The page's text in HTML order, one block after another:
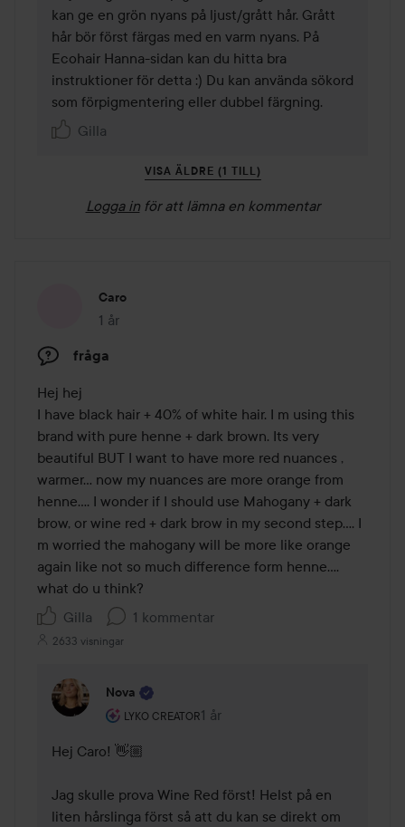
kan ge en grön nyans på ljust/grått hår. Grått
hår bör först färgas med en varm nyans. På
Ecohair Hanna-sidan kan du hitta bra
instruktioner för detta :) Du kan använda sökord
som förpigmentering eller dubbel färgning.
Gilla
VISA ÄLDRE (1 TILL)
Logga in för att lämna en kommentar
Caro
1 år
Inlägget skapades 1 år
fråga
Hej hej
I have black hair + 40% of white hair. I m using this
brand with pure henne + dark brown. Its very
beautiful BUT I want to have more red nuances ,
warmer... now my nuances are more orange from
henne.... I wonder if I should use Mahogany + dark
brow, or wine red + dark brow in my second step.... I
m worried the mahogany will be more like orange
again like not so much difference form henne....
what do u think?
Gilla
1 kommentar
2633 visningar
Nova
LYKO CREATOR
Användarens roll: Lyko Creator.
1 år
Kommentaren lades 1 år
Hej Caro! 👋🏼
Jag skulle prova Wine Red först! Helst på en
liten hårslinga först så att du kan se direkt om